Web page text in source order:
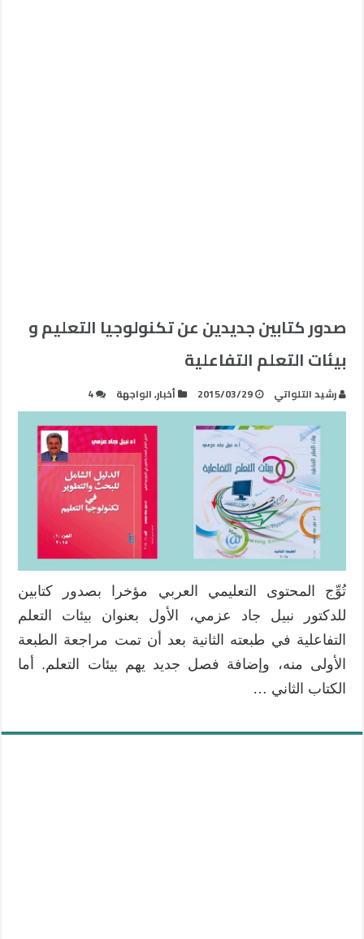
صدور كتابين جديدين عن تكنولوجيا التعليم و
بيئات التعلم التفاعلية
رشيد التلواتي 2015/03/29 أخبار,الواجهة 4
تُوِّج المحتوى التعليمي العربي مؤخرا بصدور كتابين
للدكتور نبيل جاد عزمي، الأول بعنوان بيئات التعلم
التفاعلية في طبعته الثانية بعد أن تمت مراجعة الطبعة
الأولى منه، وإضافة فصل جديد يهم بيئات التعلم. أما
الكتاب الثاني …